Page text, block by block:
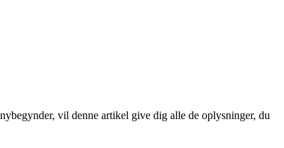
vil denne artikel give dig alle de oplysninger, du